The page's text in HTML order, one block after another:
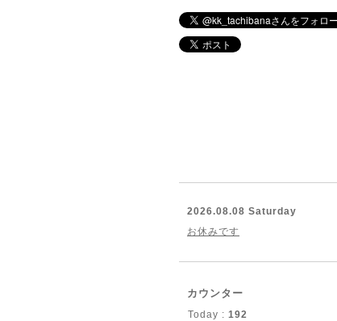
2026.08.08 Saturday
お休みです
カウンター
Today : 192